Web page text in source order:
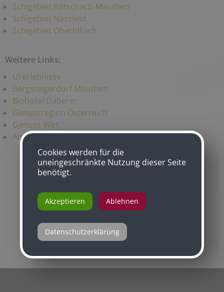
Schigebiet Kötschach-Mauthen
Schigebiet Nassfeld
Schigebiet Obertilliach
Weitere Links:
Urerlebnisse
Bergsteigerdorf Mauthen
Biohotel Daberer
Genussregion Österreich
Genuss Wirt
Ama - Gütesiegel
Cookies werden für die
uneingeschränkte Nutzung dieser Seite
benötigt.
Akzeptieren Ablehnen
Datenschutzerklärung